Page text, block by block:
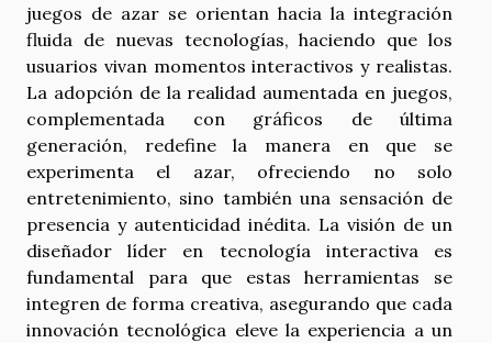
juegos de azar se orientan hacia la integración
fluida de nuevas tecnologías, haciendo que los
usuarios vivan momentos interactivos y realistas.
La adopción de la realidad aumentada en juegos,
complementada con gráficos de última
generación, redefine la manera en que se
experimenta el azar, ofreciendo no solo
entretenimiento, sino también una sensación de
presencia y autenticidad inédita. La visión de un
diseñador líder en tecnología interactiva es
fundamental para que estas herramientas se
integren de forma creativa, asegurando que cada
innovación tecnológica eleve la experiencia a un